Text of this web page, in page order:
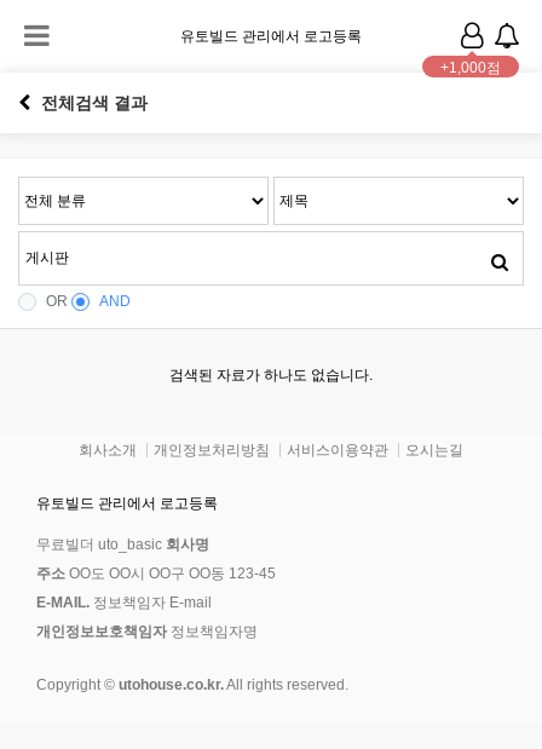
유토빌드 관리에서 로고등록
+1,000점
전체검색 결과
OR AND
검색된 자료가 하나도 없습니다.
회사소개 개인정보처리방침 서비스이용약관 오시는길
유토빌드 관리에서 로고등록
무료빌더 uto_basic 회사명
주소 OO도 OO시 OO구 OO동 123-45
E-MAIL. 정보책임자 E-mail
개인정보보호책임자 정보책임자명
Copyright © utohouse.co.kr.All rights reserved.